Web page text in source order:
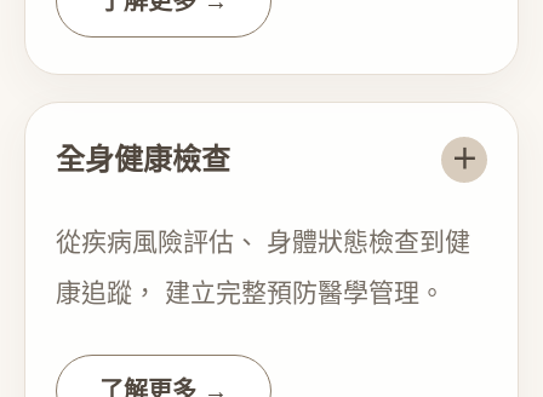
全身健康檢查 ＋
從疾病風險評估、 身體狀態檢查到健
康追蹤， 建立完整預防醫學管理。
了解更多 →